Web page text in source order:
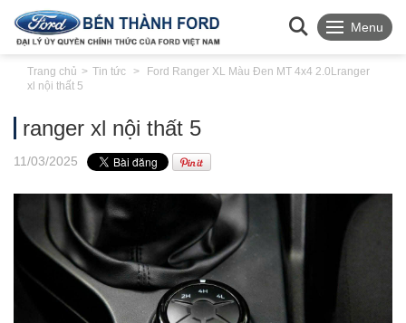
Menu
Trang chủ Tin tức Ford Ranger XL Màu Đen MT 4x4 2.0Lranger
xl nội thất 5
ranger xl nội thất 5
11/03/2025